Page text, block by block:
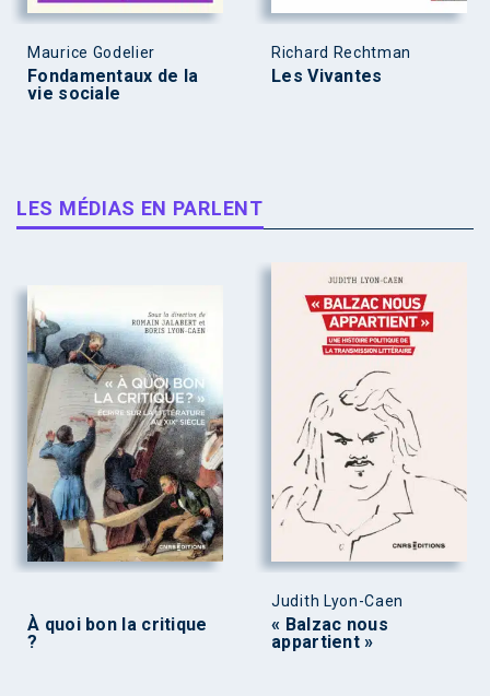
Maurice Godelier
Fondamentaux de la
vie sociale
Richard Rechtman
Les Vivantes
LES MÉDIAS EN PARLENT
À quoi bon la critique
?
Judith Lyon-Caen
« Balzac nous
appartient »